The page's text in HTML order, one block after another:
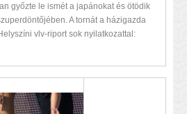
győzte le ismét a japánokat és ötödik
A tornát a házigazda
vlv-riport sok nyilatkozattal: